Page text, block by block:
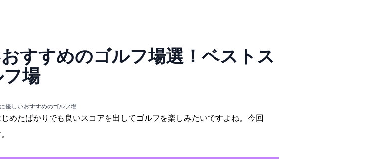
すすめのゴルフ場12選！ベストス
フ場
優しいおすすめのゴルフ場
めたばかりでも良いスコアを出してゴルフを楽しみたいですよね。 今回